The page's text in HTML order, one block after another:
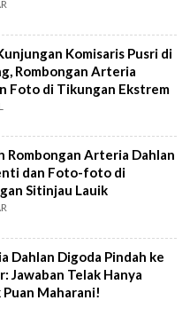
Komisaris Pusri di
Rombongan Arteria
Foto di Tikungan Ekstrem
Rombongan Arteria Dahlan
dan Foto-foto di
Sitinjau Lauik
Dahlan Digoda Pindah ke
Jawaban Telak Hanya
Maharani!